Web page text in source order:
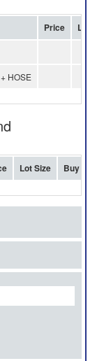
Price Lot
HOSE
Lot Size Buy